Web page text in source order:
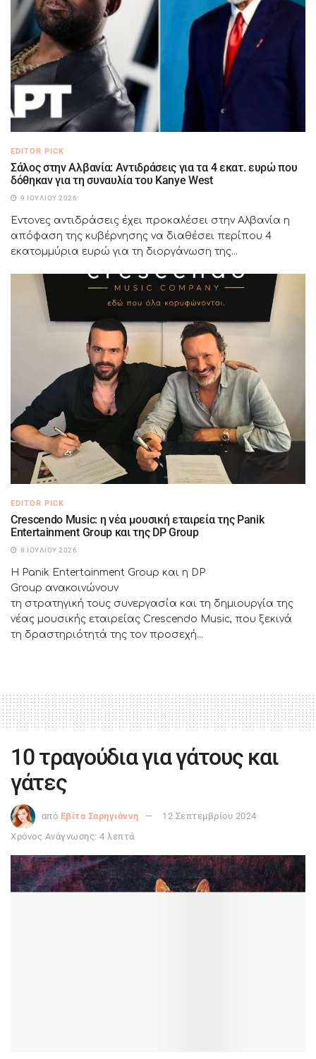
EDITOR PICK
Σάλος στην Αλβανία: Αντιδράσεις για τα 4 εκατ. ευρώ που
δόθηκαν για τη συναυλία του Kanye West
9 ΙΟΥΛΊΟΥ 2026
Έντονες αντιδράσεις έχει προκαλέσει στην Αλβανία η
απόφαση της κυβέρνησης να διαθέσει περίπου 4
εκατομμύρια ευρώ για τη διοργάνωση της...
EDITOR PICK
Crescendo Music: η νέα μουσική εταιρεία της Panik
Entertainment Group και της DP Group
8 ΙΟΥΛΊΟΥ 2026
Η Panik Entertainment Group και η DP
Group ανακοινώνουν
τη στρατηγική τους συνεργασία και τη δημιουργία της
νέας μουσικής εταιρείας Crescendo Music, που ξεκινά
τη δραστηριότητά της τον προσεχή...
10 τραγούδια για γάτους και
γάτες
από Εβίτα Σαρηγιάννη
12 Σεπτεμβρίου 2024
Χρόνος Ανάγνωσης: 4 λεπτά